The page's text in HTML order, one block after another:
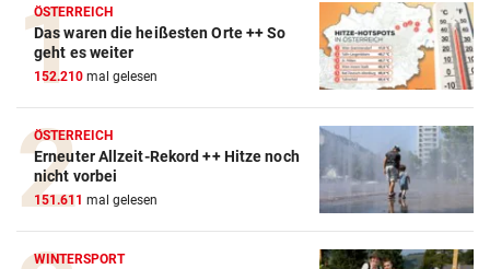
ÖSTERREICH
Das waren die heißesten Orte ++ So
geht es weiter
152.210 mal gelesen
ÖSTERREICH
Erneuter Allzeit-Rekord ++ Hitze noch
nicht vorbei
151.611 mal gelesen
WINTERSPORT